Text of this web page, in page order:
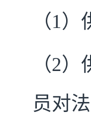
（1
（2
员对